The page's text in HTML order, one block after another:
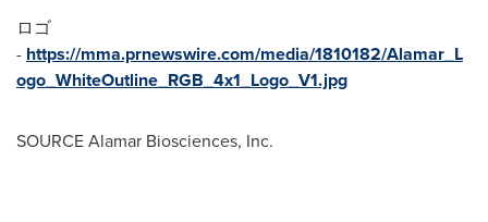
ロゴ
- https://mma.prnewswire.com/media/1810182/Alamar_L
ogo_WhiteOutline_RGB_4x1_Logo_V1.jpg
SOURCE Alamar Biosciences, Inc.